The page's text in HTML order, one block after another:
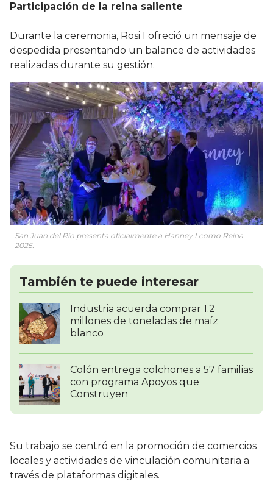
Participación de la reina saliente
Durante la ceremonia, Rosi I ofreció un mensaje de
despedida presentando un balance de actividades
realizadas durante su gestión.
San Juan del Río presenta oficialmente a Hanney I como Reina
2025.
También te puede interesar
Industria acuerda comprar 1.2
millones de toneladas de maíz
blanco
Colón entrega colchones a 57 familias
con programa Apoyos que
Construyen
Su trabajo se centró en la promoción de comercios
locales y actividades de vinculación comunitaria a
través de plataformas digitales.